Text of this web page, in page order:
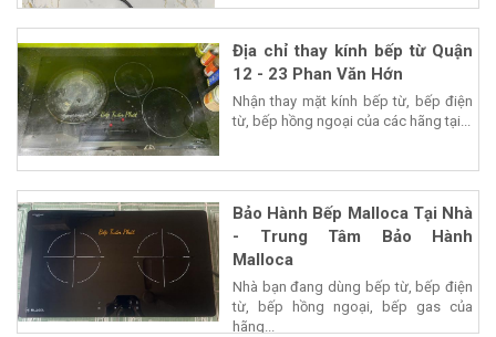
Địa chỉ thay kính bếp từ Quận
12 - 23 Phan Văn Hớn
Nhận thay mặt kính bếp từ, bếp điện
từ, bếp hồng ngoại của các hãng tại...
Bảo Hành Bếp Malloca Tại Nhà
- Trung Tâm Bảo Hành
Malloca
Nhà bạn đang dùng bếp từ, bếp điện
từ, bếp hồng ngoại, bếp gas của
hãng...